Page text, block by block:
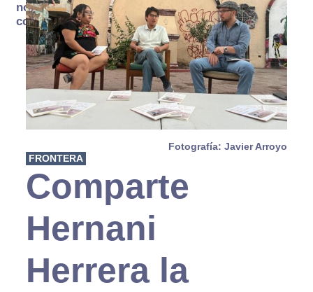
no se
consume
Fotografía: Javier Arroyo
FRONTERA
Comparte
Hernani
Herrera la